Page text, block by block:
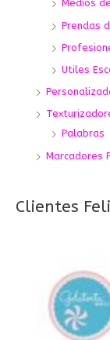
Medios
Prendas
Utiles
Palabras
Marcadores
Clientes